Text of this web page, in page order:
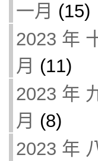
一月 (15)
2023 年
月 (11)
2023 年
月 (8)
2023 年